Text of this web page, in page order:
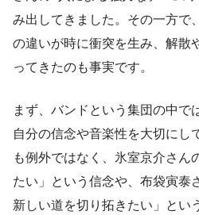
み出してきました。その一方で
の違いが時に衝突を生み、解散
ってきたのも事実です。
まず、バンドという集団の中で
自分の信念や音楽性を大切にし
も例外ではなく、氷室京介さん
たい」という信念や、布袋寅泰
新しい道を切り拓きたい」とい